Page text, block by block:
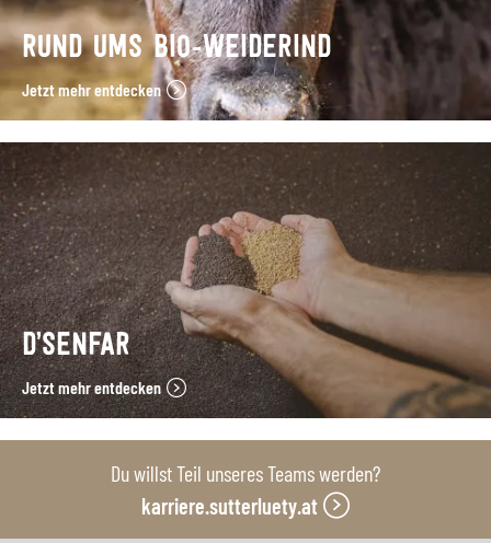
RUND UMS BIO-WEIDERIND
Jetzt mehr entdecken
D’SENFAR
Jetzt mehr entdecken
Du willst Teil unseres Teams werden?
karriere.sutterluety.at